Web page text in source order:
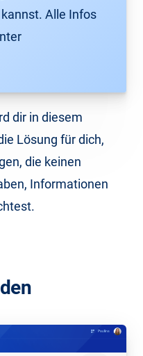
Alle Infos
dir in diesem
Lösung für dich,
die keinen
Informationen